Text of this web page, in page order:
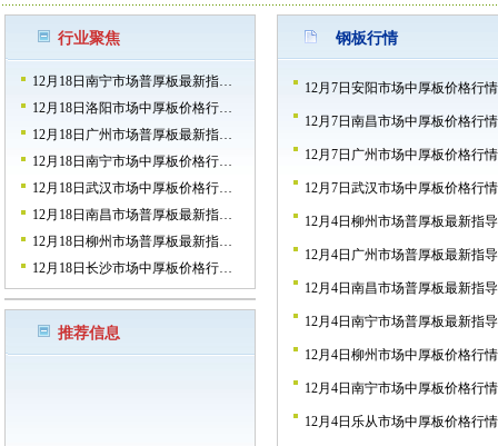
行业聚焦
12月18日南宁市场普厚板最新指…
12月18日洛阳市场中厚板价格行…
12月18日广州市场普厚板最新指…
12月18日南宁市场中厚板价格行…
12月18日武汉市场中厚板价格行…
12月18日南昌市场普厚板最新指…
12月18日柳州市场普厚板最新指…
12月18日长沙市场中厚板价格行…
推荐信息
钢板行情
12月7日安阳市场中厚板价格行情
12月7日南昌市场中厚板价格行情
12月7日广州市场中厚板价格行情
12月7日武汉市场中厚板价格行情
12月4日柳州市场普厚板最新指
12月4日广州市场普厚板最新指
12月4日南昌市场普厚板最新指
12月4日南宁市场普厚板最新指
12月4日柳州市场中厚板价格行情
12月4日南宁市场中厚板价格行情
12月4日乐从市场中厚板价格行情